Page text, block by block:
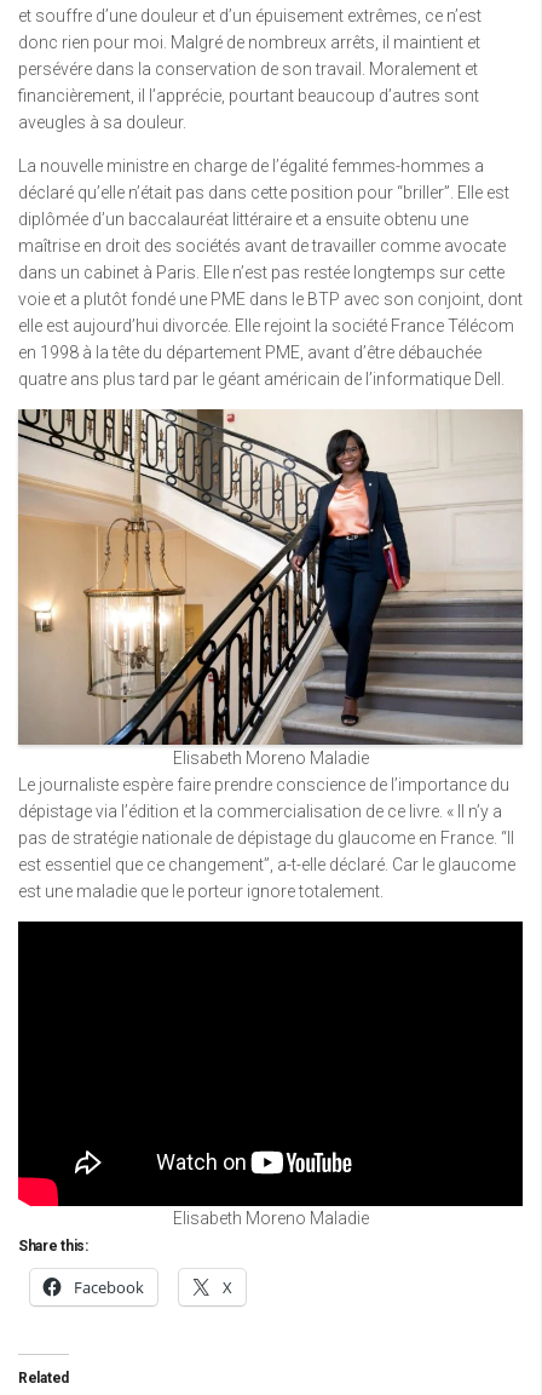
et souffre d’une douleur et d’un épuisement extrêmes, ce n’est
donc rien pour moi. Malgré de nombreux arrêts, il maintient et
persévére dans la conservation de son travail. Moralement et
financièrement, il l’apprécie, pourtant beaucoup d’autres sont
aveugles à sa douleur.
La nouvelle ministre en charge de l’égalité femmes-hommes a
déclaré qu’elle n’était pas dans cette position pour “briller”. Elle est
diplômée d’un baccalauréat littéraire et a ensuite obtenu une
maîtrise en droit des sociétés avant de travailler comme avocate
dans un cabinet à Paris. Elle n’est pas restée longtemps sur cette
voie et a plutôt fondé une PME dans le BTP avec son conjoint, dont
elle est aujourd’hui divorcée. Elle rejoint la société France Télécom
en 1998 à la tête du département PME, avant d’être débauchée
quatre ans plus tard par le géant américain de l’informatique Dell.
Elisabeth Moreno Maladie
Le journaliste espère faire prendre conscience de l’importance du
dépistage via l’édition et la commercialisation de ce livre. « Il n’y a
pas de stratégie nationale de dépistage du glaucome en France. “Il
est essentiel que ce changement”, a-t-elle déclaré. Car le glaucome
est une maladie que le porteur ignore totalement.
Elisabeth Moreno Maladie
Share this:
Facebook X
Related